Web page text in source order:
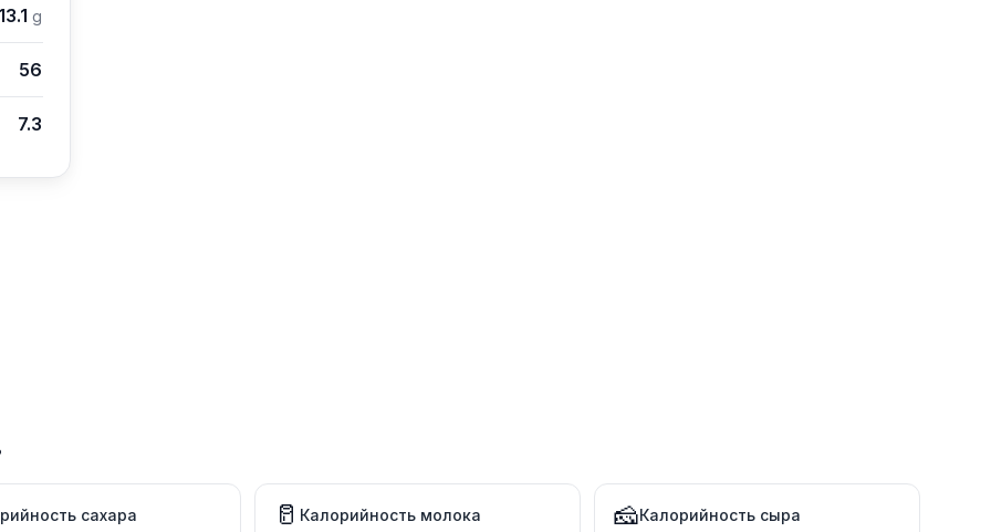
g
56
7.3
сахара 🥛 Калорийность молока 🧀Калорийность сыра